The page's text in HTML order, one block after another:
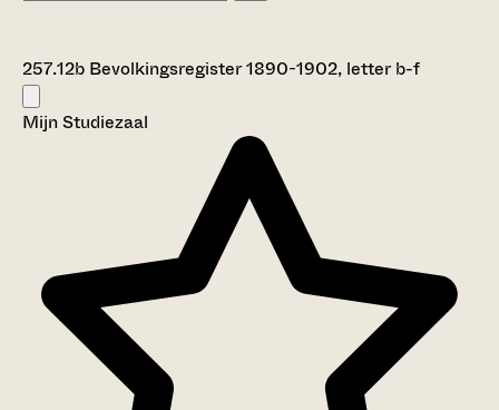
257.12b Bevolkingsregister 1890-1902, letter b-f
Mijn Studiezaal